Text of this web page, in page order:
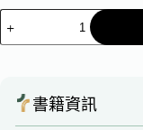
書籍資訊